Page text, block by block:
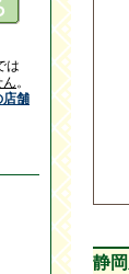
は
。
舗
静